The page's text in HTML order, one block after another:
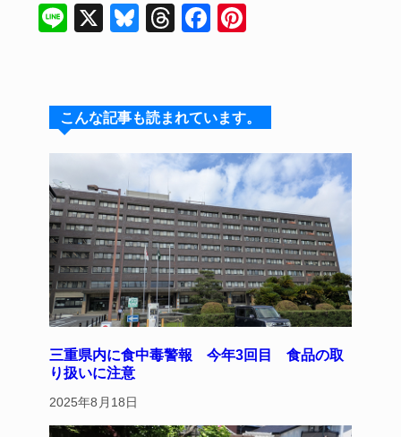
Li
X
Bl
s
k
y
T
a
d
s
F
e
b
o
o
k
e
st
こんな記事も読まれています。
三重県内に食中毒警報 今年3回目 食品の取
り扱いに注意
2025年8月18日